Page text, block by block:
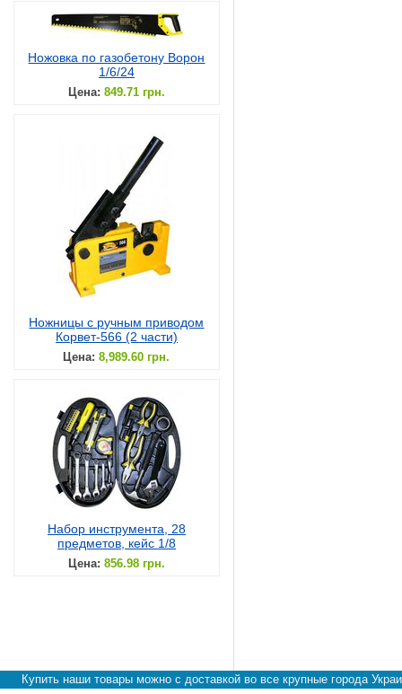
Ножовка по газобетону Ворон
1/6/24
Цена: 849.71 грн.
Ножницы с ручным приводом
Корвет-566 (2 части)
Цена: 8,989.60 грн.
Набор инструмента, 28
предметов, кейс 1/8
Цена: 856.98 грн.
Купить наши товары можно с доставкой во все крупные города